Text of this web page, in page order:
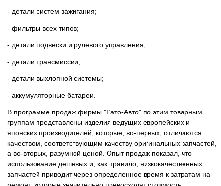
- детали систем зажигания;
- фильтры всех типов;
- детали подвески и рулевого управления;
- детали трансмиссии;
- детали выхлопной системы;
- аккумуляторные батареи.
В программе продаж фирмы "Рато-Авто" по этим товарным
группам представлены изделия ведущих европейских и
японских производителей, которые, во-первых, отличаются
качеством, соответствующим качеству оригинальных запчастей,
а во-вторых, разумной ценой. Опыт продаж показал, что
использование дешевых и, как правило, низкокачественных
запчастей приводит через определенное время к затратам на